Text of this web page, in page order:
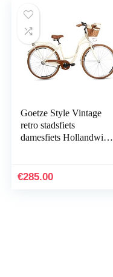
Goetze Style Vintage
retro stadsfiets
damesfiets Hollandwiel,
versnellingen…
€285.00